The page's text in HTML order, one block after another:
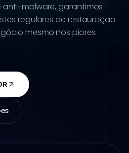
malware, garantimos
regulares de restauração
mesmo nos piores